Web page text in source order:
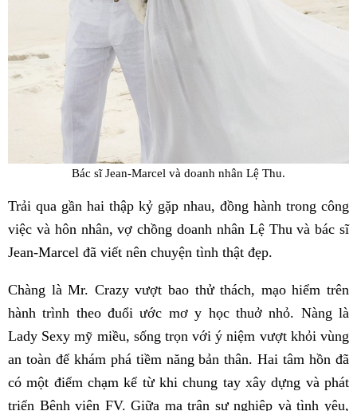
Bác sĩ Jean-Marcel và doanh nhân Lệ Thu.
Trải qua gần hai thập kỷ gặp nhau, đồng hành trong công
việc và hôn nhân, vợ chồng doanh nhân Lệ Thu và bác sĩ
Jean-Marcel đã viết nên chuyện tình thật đẹp.
Chàng là Mr. Crazy vượt bao thử thách, mạo hiểm trên
hành trình theo đuổi ước mơ y học thuở nhỏ. Nàng là
Lady Sexy mỹ miều, sống trọn với ý niệm vượt khỏi vùng
an toàn để khám phá tiềm năng bản thân. Hai tâm hồn đã
có một điểm chạm kể từ khi chung tay xây dựng và phát
triển Bệnh viện FV. Giữa ma trận sự nghiệp và tình yêu,